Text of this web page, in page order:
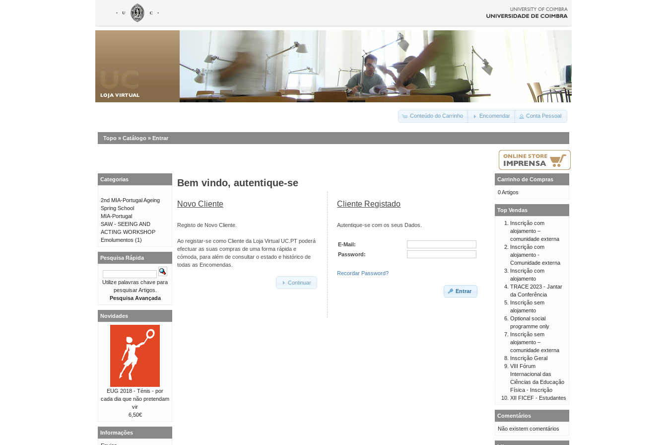
Conteúdo do Carrinho Encomendar Conta Pessoal
Topo » Catálogo » Entrar
Bem vindo, autentique-se
Novo Cliente
Registo de Novo Cliente.
Ao registar-se como Cliente da Loja Virtual UC.PT poderá
efectuar as suas compras de uma forma rápida e
cómoda, para além de consultar o estado e histórico de
todas as Encomendas.
Continuar
Cliente Registado
Autentique-se com os seus Dados.
E-Mail:
Password:
Recordar Password?
Entrar
Categorias
2nd MIA-Portugal Ageing
Spring School
MIA-Portugal
SAW - SEEING AND
ACTING WORKSHOP
Emolumentos (1)
Pesquisa Rápida
Utilize palavras chave para
pesquisar Artigos.
Pesquisa Avançada
Novidades
EUG 2018 - Ténis - por
cada dia que não pretendam
vir
6,50€
Informações
Carrinho de Compras
0 Artigos
Top Vendas
Inscrição com
alojamento –
comunidade externa
Inscrição com
alojamento -
Comunidade externa
Inscrição com
alojamento
TRACE 2023 - Jantar
da Conferência
Inscrição sem
alojamento
Optional social
programme only
Inscrição sem
alojamento –
comunidade externa
Inscrição Geral
VIII Fórum
Internacional das
Ciências da Educação
Física - Inscrição
XII FICEF - Estudantes
Comentários
Não existem comentários